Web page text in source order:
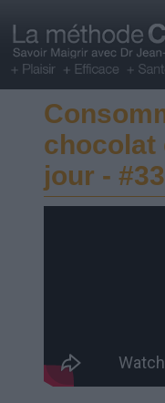
chocolat
jour - #33